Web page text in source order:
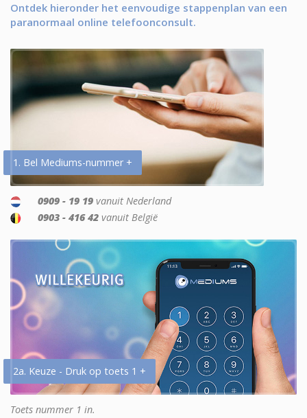
Ontdek hieronder het eenvoudige stappenplan van een
paranormaal online telefoonconsult.
1. Bel Mediums-nummer +
0909 - 19 19 vanuit Nederland
0903 - 416 42 vanuit België
2a. Keuze - Druk op toets 1 +
Toets nummer 1 in.